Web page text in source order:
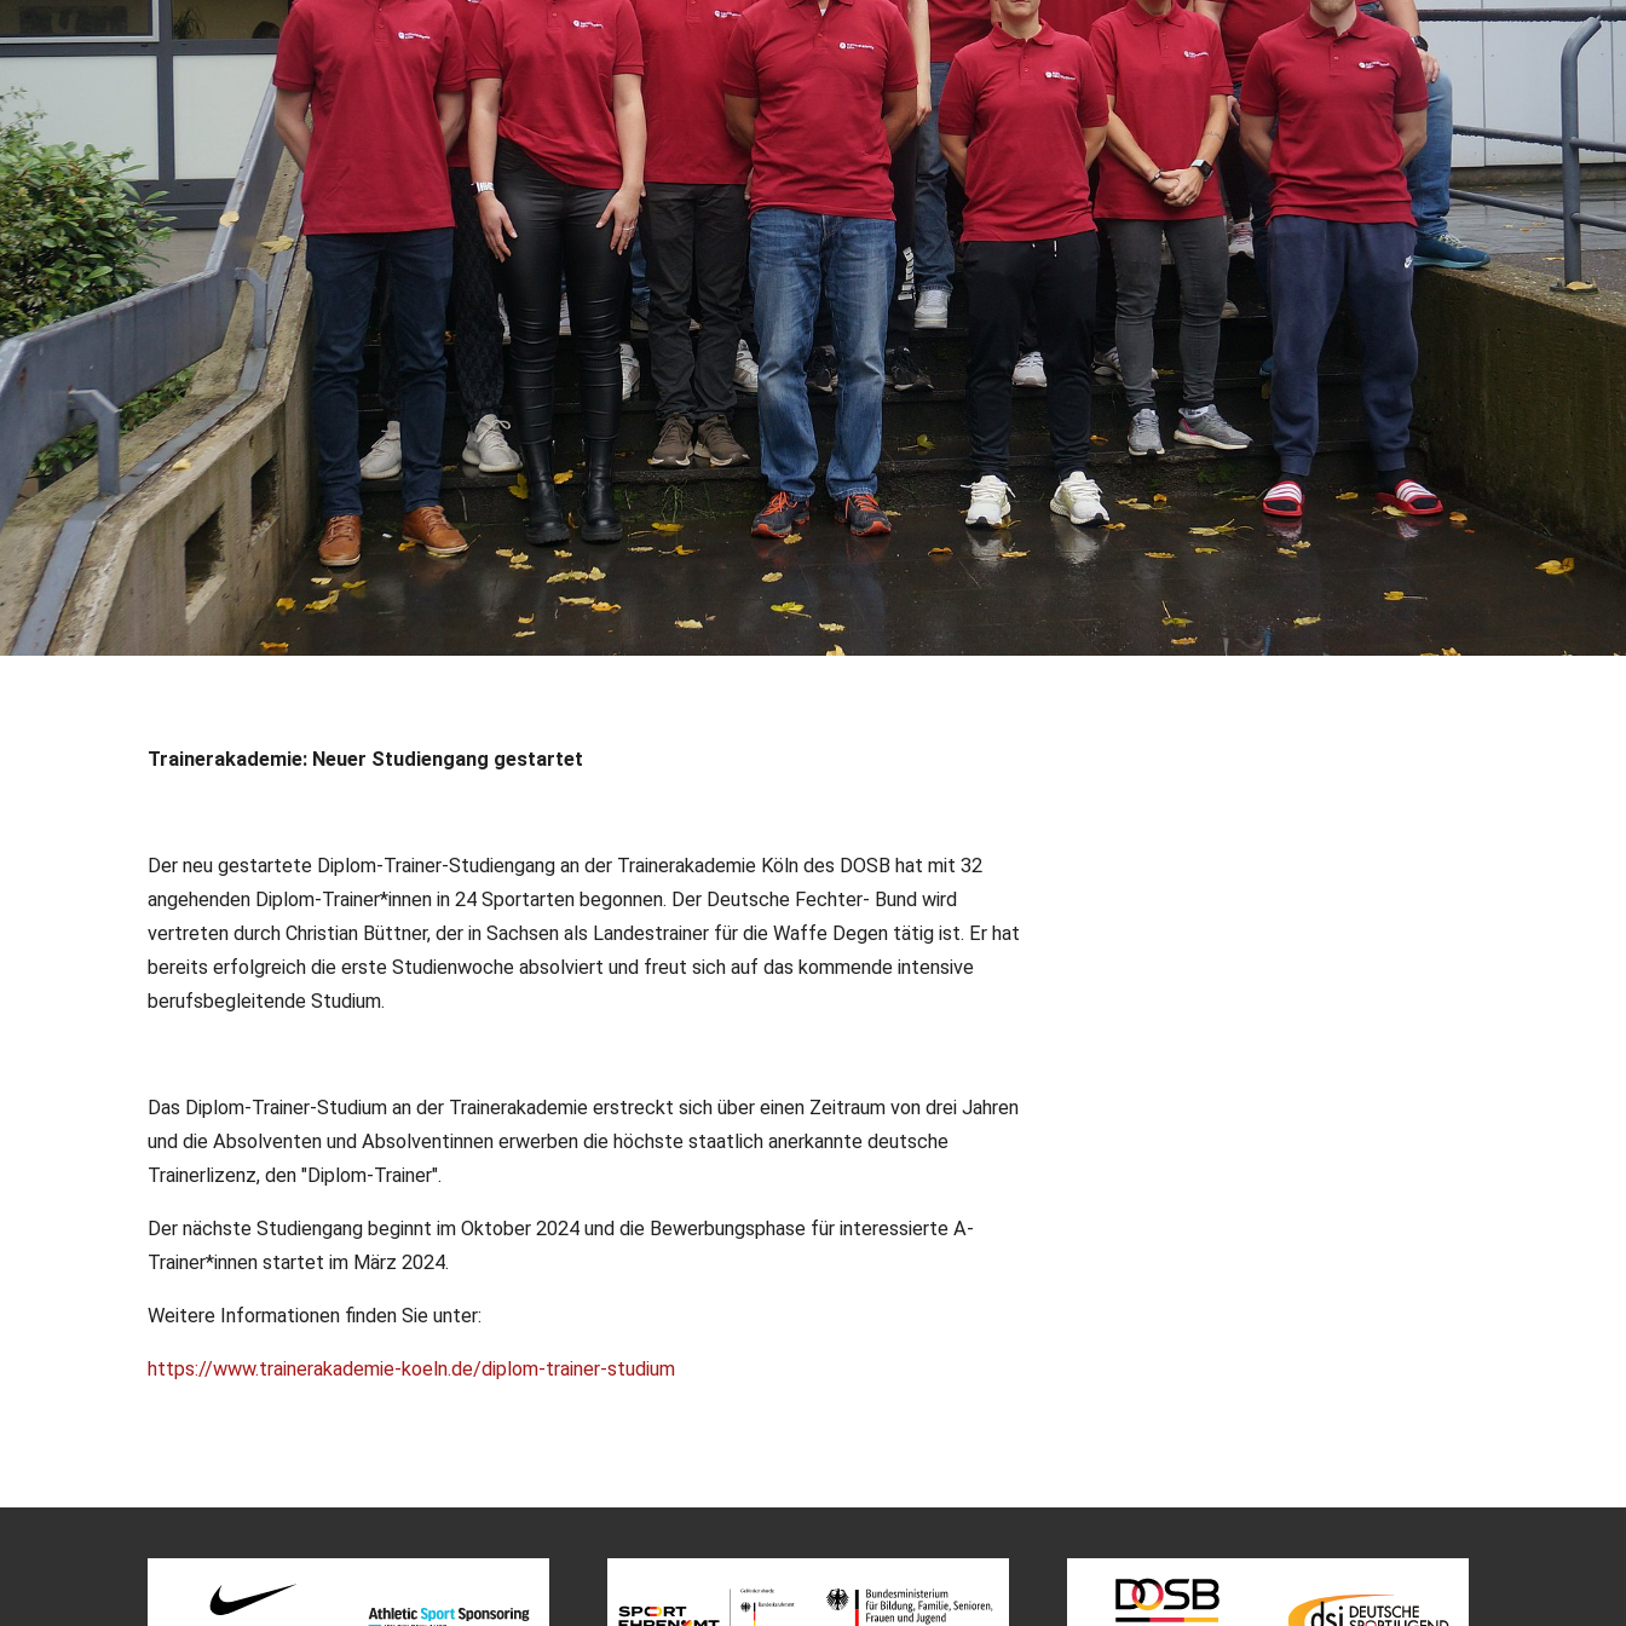
Trainerakademie: Neuer Studiengang gestartet
Trainerakademie: Neuer Studiengang gestartet
Der neu gestartete Diplom-Trainer-Studiengang an der Trainerakademie Köln des DOSB hat mit 32
angehenden Diplom-Trainer*innen in 24 Sportarten begonnen. Der Deutsche Fechter- Bund wird
vertreten durch Christian Büttner, der in Sachsen als Landestrainer für die Waffe Degen tätig ist. Er hat
bereits erfolgreich die erste Studienwoche absolviert und freut sich auf das kommende intensive
berufsbegleitende Studium.
Das Diplom-Trainer-Studium an der Trainerakademie erstreckt sich über einen Zeitraum von drei Jahren
und die Absolventen und Absolventinnen erwerben die höchste staatlich anerkannte deutsche
Trainerlizenz, den "Diplom-Trainer".
Der nächste Studiengang beginnt im Oktober 2024 und die Bewerbungsphase für interessierte A-
Trainer*innen startet im März 2024.
Weitere Informationen finden Sie unter:
https://www.trainerakademie-koeln.de/diplom-trainer-studium